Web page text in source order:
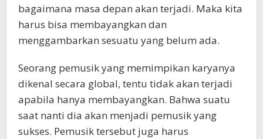
bagaimana masa depan akan terjadi. Maka kita
harus bisa membayangkan dan
menggambarkan sesuatu yang belum ada.
Seorang pemusik yang memimpikan karyanya
dikenal secara global, tentu tidak akan terjadi
apabila hanya membayangkan. Bahwa suatu
saat nanti dia akan menjadi pemusik yang
sukses. Pemusik tersebut juga harus